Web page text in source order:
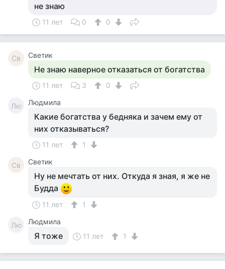
не знаю
11 лет 0 0
Св Светик
Не знаю наверное отказаться от богатства
11 лет 3 0
Лю Людмила
Какие богатства у бедняка и зачем ему от
них отказываться?
11 лет 1
Св Светик
Ну не мечтать от них. Откуда я зная, я же не
Будда
11 лет 1
Лю Людмила
Я тоже 11 лет 1